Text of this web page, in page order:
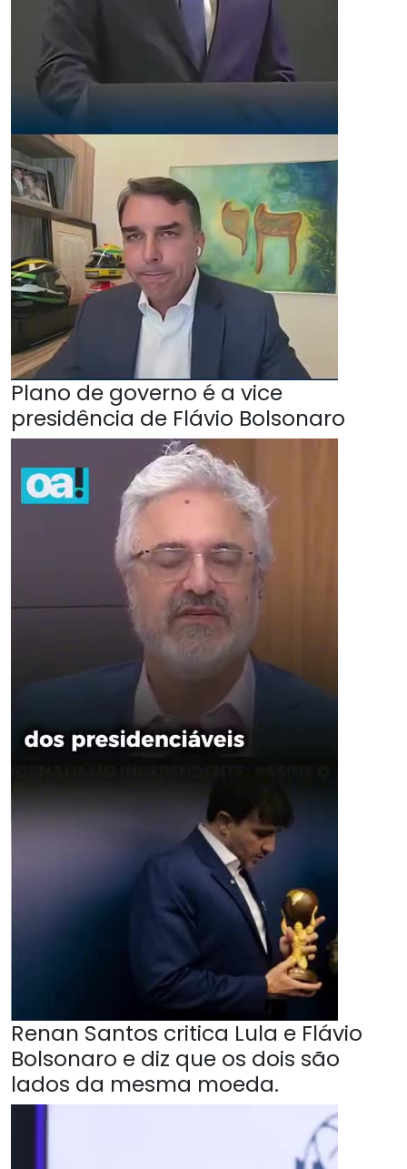
Plano de governo é a vice
presidência de Flávio Bolsonaro
Renan Santos critica Lula e Flávio
Bolsonaro e diz que os dois são
lados da mesma moeda.